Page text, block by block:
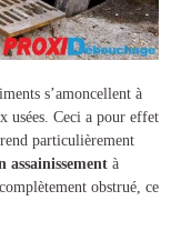
s’amoncellent à
usées. Ceci a pour effet
particulièrement
assainissement à
obstrué, ce